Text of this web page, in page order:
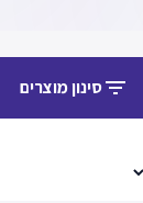
filter_listסינון מוצרים